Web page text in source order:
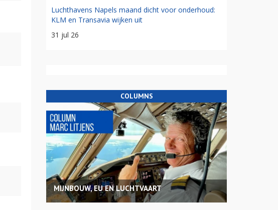
Luchthavens Napels maand dicht voor onderhoud:
KLM en Transavia wijken uit
31 jul 26
COLUMNS
MIJNBOUW, EU EN LUCHTVAART